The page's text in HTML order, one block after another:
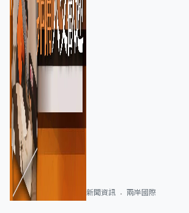
新聞資訊 兩岸國際